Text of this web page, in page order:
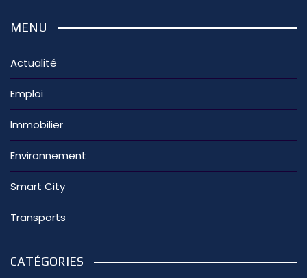
MENU
Actualité
Emploi
Immobilier
Environnement
Smart City
Transports
CATÉGORIES